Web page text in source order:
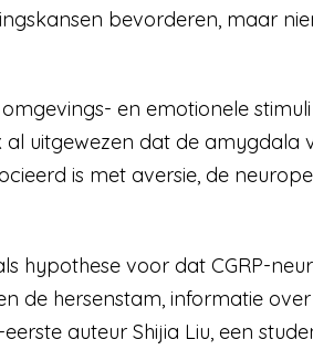
bevorderen, maar
en emotionele
uitgewezen dat de amygdala
is met aversie, de
hypothese voor dat CGRP-
de hersenstam, informatie
auteur Shijia Liu, een